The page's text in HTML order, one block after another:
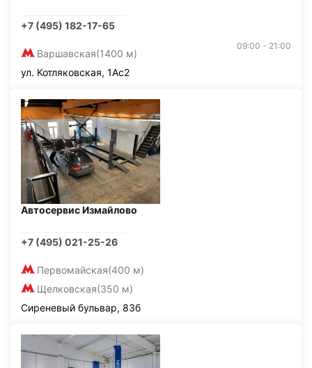
+7 (495) 182-17-65
Варшавская(1400 м)
09:00 - 21:00
ул. Котляковская, 1Ас2
Автосервис Измайлово
+7 (495) 021-25-26
Первомайская(400 м)
Щелковская(350 м)
Сиреневый бульвар, 83б